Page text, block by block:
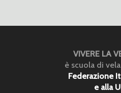
VIVERE LA
è scuola di
Federazione
e alla